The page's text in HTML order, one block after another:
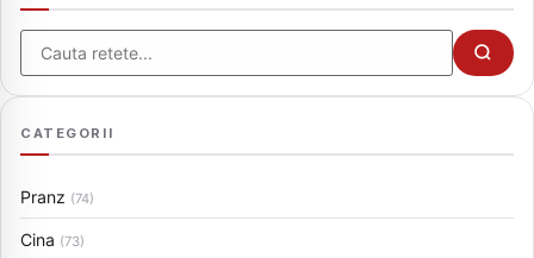
Cauta
CATEGORII
Pranz (74)
Cina (73)